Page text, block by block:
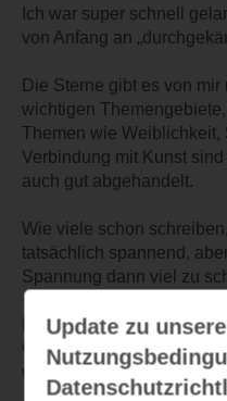
Ich war super schnell
von Anfang an
Die Sterne gibt es von
wichtigen
Themen wie Weiblichkeit,
Verbindung mit Kunst
auch gut abgehandelt.
Wie viele schon
tatsächlich spannend,
Spannung dann viel zu
Ein Buch, welches
Geschmack aber zu
weil ich mir viel davon
Update zu